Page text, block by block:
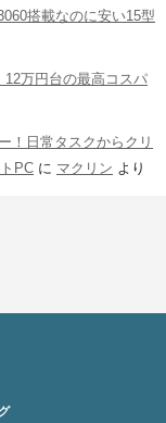
搭載なのに安い15型
12万円台の最高コスパ
！日常タスクからクリ
PC に マクリン より